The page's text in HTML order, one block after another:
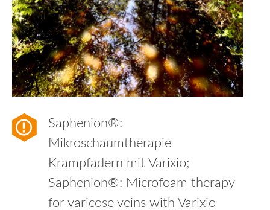
Saphenion®:
Mikroschaumtherapie
Krampfadern mit Varixio;
Saphenion®: Microfoam therapy
for varicose veins with Varixio